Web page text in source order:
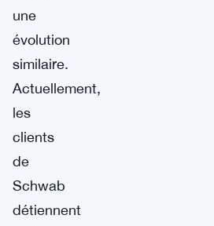
une
évolution
similaire.
Actuellement,
les
clients
de
Schwab
détiennent